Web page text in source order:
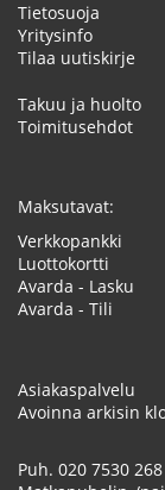
Tietosuoja
Yritysinfo
Tilaa uutiskirje
Takuu ja huolto
Toimitusehdot
Maksutavat:
Verkkopankki
Luottokortti
Avarda - Lasku
Avarda - Tili
Asiakaspalvelu
Avoinna arkisin
Puh. 020 7530 268